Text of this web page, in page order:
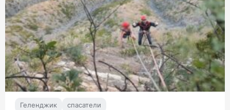
Геленджик спасатели